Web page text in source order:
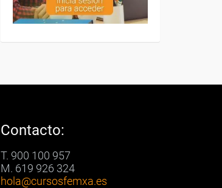
Contacto:
T. 900 100 957
M. 619 926 324
hola@cursosfemxa.es